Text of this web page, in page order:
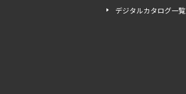
デジタルカタログ一覧